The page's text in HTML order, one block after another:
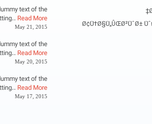
Ø¢Ù†Ø§Ù„ÛŒØ²ÙˆØ±
text of the
Read More
May 21, 2015
text of the
Read More
May 20, 2015
text of the
Read More
May 17, 2015